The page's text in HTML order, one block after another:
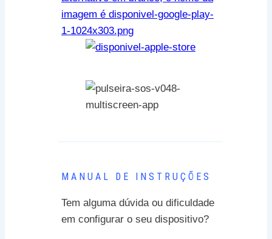
MANUAL DE INSTRUÇÕES
Tem alguma dúvida ou dificuldade
em configurar o seu dispositivo?